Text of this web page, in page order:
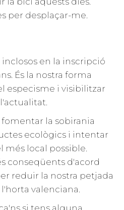
per desplaçar-me.
en la inscripció
És la nostra forma
especisme i visibilitzar
la sobirania
ecològics i intentar
més local possible.
conseqüents d'acord
reduir la nostra petjada
valenciana.
si tens alguna